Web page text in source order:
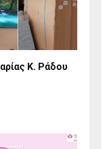
Κ. Ράδου